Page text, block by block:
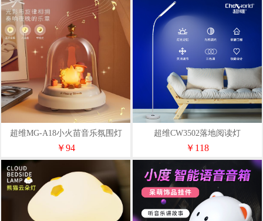
超维MG-A18小火苗音乐氛围灯
￥94
超维CW3502落地阅读灯
￥118